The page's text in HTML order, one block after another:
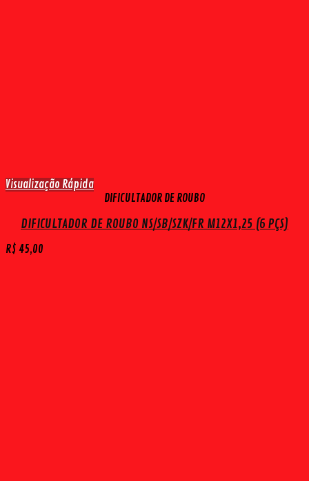
Visualização Rápida
DIFICULTADOR DE ROUBO
DIFICULTADOR DE ROUBO NS/SB/SZK/FR M12X1,25 (6 PÇS)
R$ 45,00